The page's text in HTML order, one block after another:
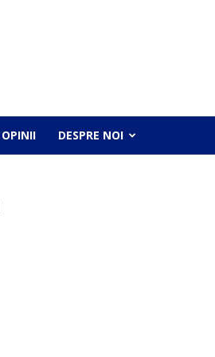
OPINII DESPRE NOI